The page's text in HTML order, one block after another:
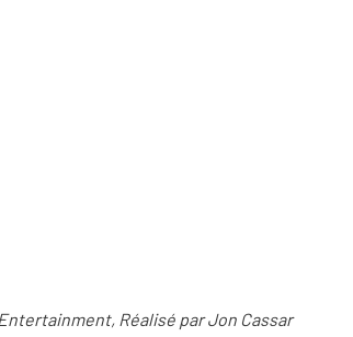
Réalisé par Jon Cassar